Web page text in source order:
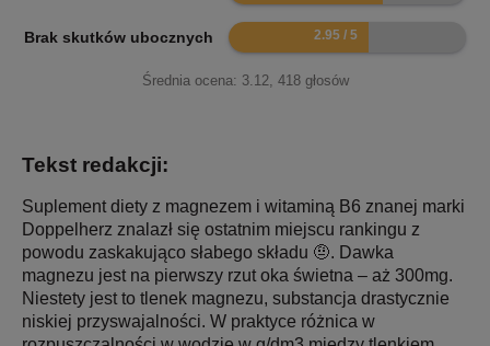
Brak skutków ubocznych 5.9
Średnia ocena: 3.12, 418głosów
Tekst redakcji:
Suplement diety z magnezem i witaminą B6 znanej marki
Doppelherz znalazł się ostatnim miejscu rankingu z
powodu zaskakująco słabego składu 🤨. Dawka
magnezu jest na pierwszy rzut oka świetna – aż 300mg.
Niestety jest to tlenek magnezu, substancja drastycznie
niskiej przyswajalności. W praktyce różnica w